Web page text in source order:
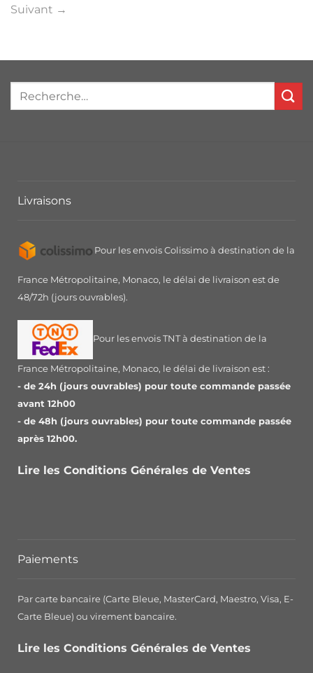
Suivant →
Livraisons
Pour les envois Colissimo à destination de la
France Métropolitaine, Monaco, le délai de livraison est de
48/72h (jours ouvrables).
Pour les envois TNT à destination de la
France Métropolitaine, Monaco, le délai de livraison est :
- de 24h (jours ouvrables) pour toute commande passée
avant 12h00
- de 48h (jours ouvrables) pour toute commande passée
après 12h00.
Lire les Conditions Générales de Ventes
Paiements
Par carte bancaire (Carte Bleue, MasterCard, Maestro, Visa, E-
Carte Bleue) ou virement bancaire.
Lire les Conditions Générales de Ventes